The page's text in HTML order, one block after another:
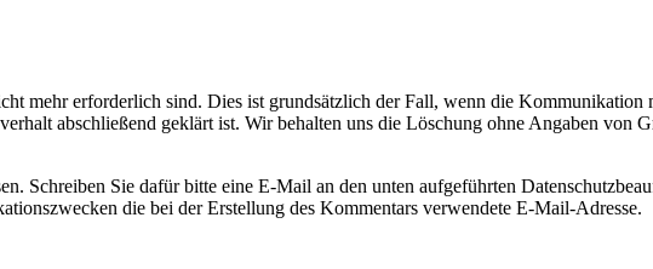
mehr erforderlich sind. Dies ist grundsätzlich der Fall, wenn die Kommunikation
abschließend geklärt ist. Wir behalten uns die Löschung ohne Angaben von
Schreiben Sie dafür bitte eine E-Mail an den unten aufgeführten
die bei der Erstellung des Kommentars verwendete E-Mail-Adresse.